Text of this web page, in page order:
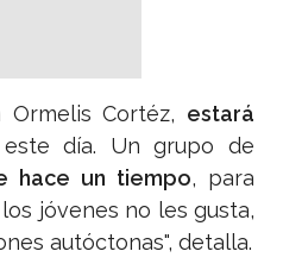
Cortéz, estará
día. Un grupo de
hace un tiempo, para
jóvenes no les gusta,
autóctonas", detalla.